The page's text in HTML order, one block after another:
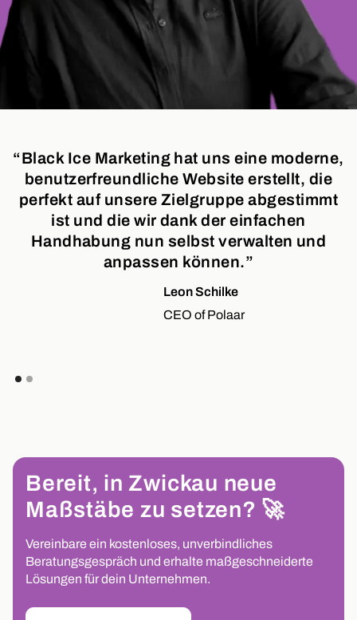
“Black Ice Marketing hat uns eine moderne,
benutzerfreundliche Website erstellt, die
perfekt auf unsere Zielgruppe abgestimmt
ist und die wir dank der einfachen
Handhabung nun selbst verwalten und
anpassen können.”
Leon Schilke
CEO of Polaar
Bereit, in Zwickau neue
Maßstäbe zu setzen? 🚀
Vereinbare ein kostenloses, unverbindliches
Beratungsgespräch und erhalte maßgeschneiderte
Lösungen für dein Unternehmen.